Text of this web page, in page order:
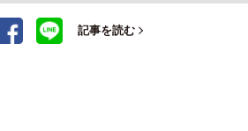
記事を読む